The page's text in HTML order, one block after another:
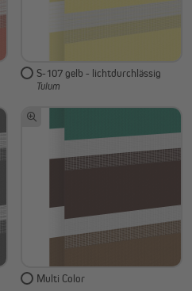
S-107 gelb - lichtdurchlässig
Tulum
Multi Color